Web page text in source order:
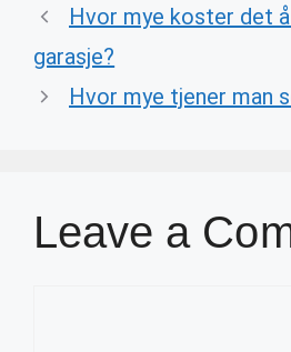
Hvor mye koster det
garasje?
Hvor mye tjener man
Leave a